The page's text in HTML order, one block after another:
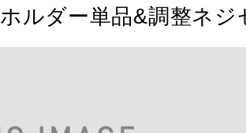
ルダー単品&調整ネジ